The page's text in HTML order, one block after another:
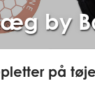
by
på